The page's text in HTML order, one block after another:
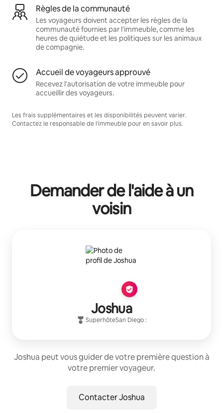
Règles de la communauté
Les voyageurs doivent accepter les règles de la
communauté fournies par l'immeuble, comme les
heures de quiétude et les politiques sur les animaux
de compagnie.
Accueil de voyageurs approuvé
Recevez l'autorisation de votre immeuble pour
accueillir des voyageurs.
Les frais supplémentaires et les disponibilités peuvent varier.
Contactez le responsable de l'immeuble pour en savoir plus.
Demander de l'aide à un
voisin
Joshua
SuperhôteSan Diego:
Joshua peut vous guider de votre première question à
votre premier voyageur.
Contacter Joshua